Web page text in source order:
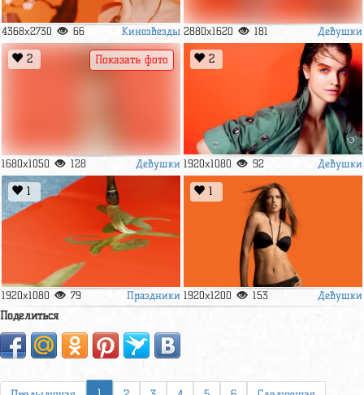
4368x2730 66 Кинозвезды 2880x1620 181 Девушки
2
1680x1050 128 Девушки
Показать фото 2
1920x1080 92 Девушки
1
1920x1080 79 Праздники
1
1920x1200 153 Девушки
Поделиться